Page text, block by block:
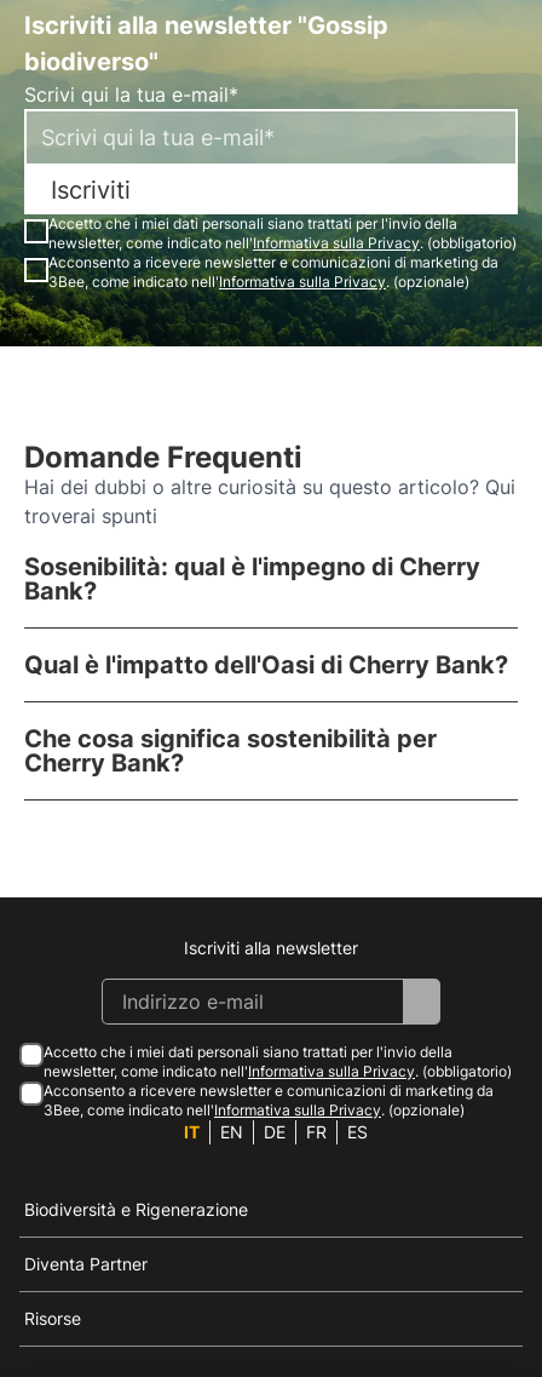
Iscriviti alla newsletter "Gossip
biodiverso"
Scrivi qui la tua e-mail*
Iscriviti
Accetto che i miei dati personali siano trattati per l'invio della
newsletter, come indicato nell'Informativa sulla Privacy. (obbligatorio)
Acconsento a ricevere newsletter e comunicazioni di marketing da
3Bee, come indicato nell'Informativa sulla Privacy. (opzionale)
Domande Frequenti
Hai dei dubbi o altre curiosità su questo articolo? Qui
troverai spunti
Sosenibilità: qual è l'impegno di Cherry
Bank?
Qual è l'impatto dell'Oasi di Cherry Bank?
Che cosa significa sostenibilità per
Cherry Bank?
Instagram
Facebook
Linkedin
Youtube
Iscriviti alla newsletter
Accetto che i miei dati personali siano trattati per l'invio della
newsletter, come indicato nell'Informativa sulla Privacy. (obbligatorio)
Acconsento a ricevere newsletter e comunicazioni di marketing da
3Bee, come indicato nell'Informativa sulla Privacy. (opzionale)
IT EN DE FR ES
Biodiversità e Rigenerazione
Diventa Partner
Risorse